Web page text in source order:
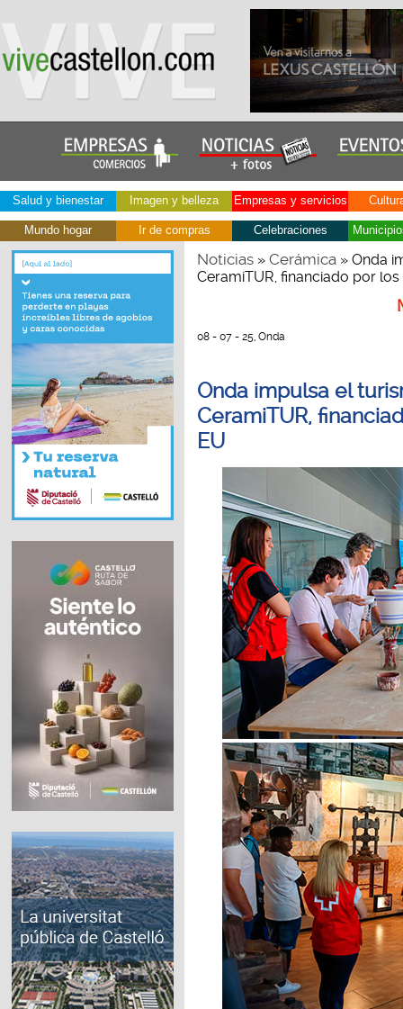
Salud y bienestar Imagen y belleza Empresas y servicios
Mundo hogar Ir de compras Celebraciones
Noticias» Cerámica» Onda
CeramiTUR, financiado por
08 - 07 - 25, Onda
Onda impulsa el
CeramiTUR,
EU